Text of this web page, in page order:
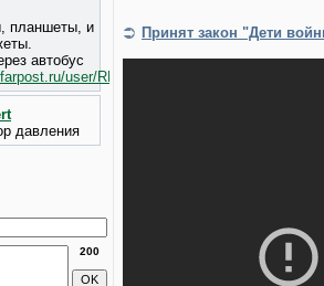
200
Принят закон "Дети